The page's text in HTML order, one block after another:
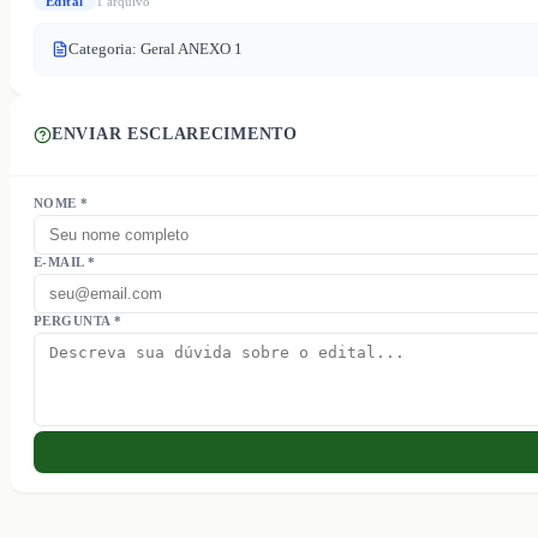
Categoria: Geral ANEXO 1
ENVIAR ESCLARECIMENTO
NOME *
E-MAIL *
PERGUNTA *